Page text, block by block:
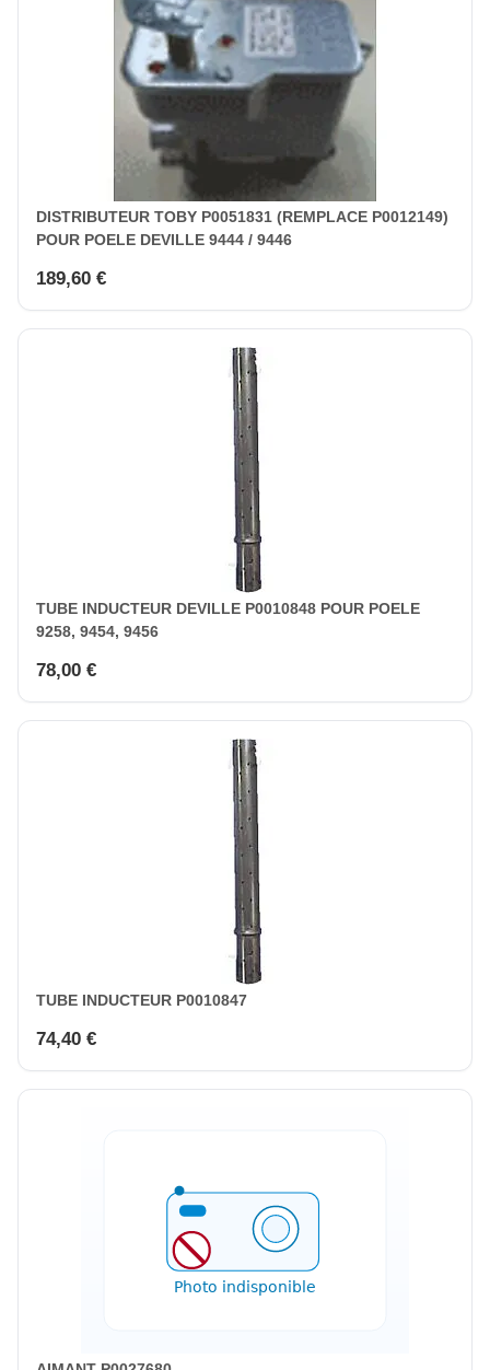
DISTRIBUTEUR TOBY P0051831 (REMPLACE P0012149)
POUR POELE DEVILLE 9444 / 9446
189,60 €
TUBE INDUCTEUR DEVILLE P0010848 POUR POELE
9258, 9454, 9456
78,00 €
TUBE INDUCTEUR P0010847
74,40 €